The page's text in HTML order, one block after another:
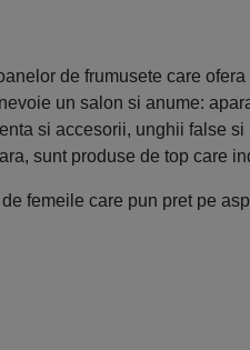
de frumusete care
un salon si anume:
si accesorii, unghii false
sunt produse de top care
femeile care pun pret pe
furnizeaza produse